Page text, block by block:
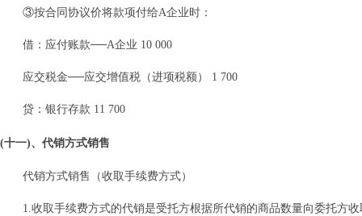
③按合同协议价将款项付给A企业时：
借：应付账款──A企业 10 000
应交税金──应交增值税（进项税额） 1 700
贷：银行存款 11 700
(十一)、代销方式销售
代销方式销售（收取手续费方式）
1.收取手续费方式的代销是受托方根据所代销的商品数量向委托方